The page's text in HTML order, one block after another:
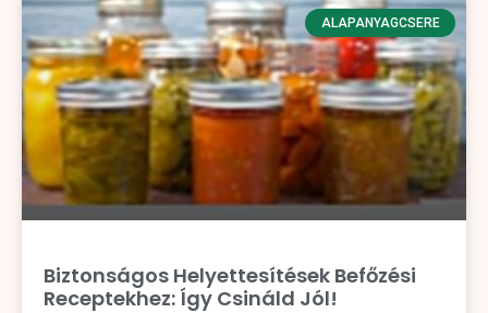
ALAPANYAGCSERE
Biztonságos Helyettesítések Befőzési
Receptekhez: Így Csináld Jól!